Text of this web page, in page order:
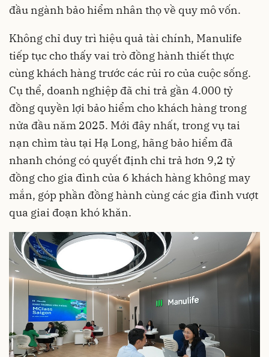
đầu ngành bảo hiểm nhân thọ về quy mô vốn.
Không chỉ duy trì hiệu quả tài chính, Manulife
tiếp tục cho thấy vai trò đồng hành thiết thực
cùng khách hàng trước các rủi ro của cuộc sống.
Cụ thể, doanh nghiệp đã chi trả gần 4.000 tỷ
đồng quyền lợi bảo hiểm cho khách hàng trong
nửa đầu năm 2025. Mới đây nhất, trong vụ tai
nạn chìm tàu tại Hạ Long, hãng bảo hiểm đã
nhanh chóng có quyết định chi trả hơn 9,2 tỷ
đồng cho gia đình của 6 khách hàng không may
mắn, góp phần đồng hành cùng các gia đình vượt
qua giai đoạn khó khăn.